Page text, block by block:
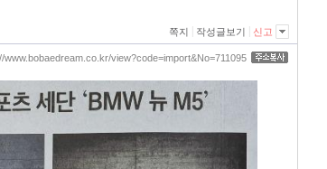
쪽지 작성글보기 신고
www.bobaedream.co.kr/view?code=import&No=711095